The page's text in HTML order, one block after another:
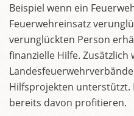
Beispiel wenn ein
Feuerwehreinsatz
verunglückten Person
finanzielle Hilfe. Zusätzlich
Hilfsprojekten unterstützt.
bereits davon profitieren.